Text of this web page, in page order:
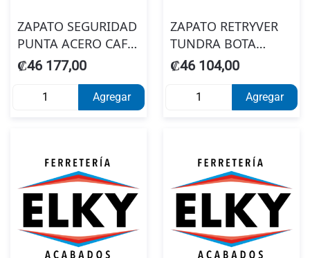
ZAPATO SEGURIDAD
PUNTA ACERO CAFE
TOTAL TSP227S3-40
₡46 177,00
Agregar
ZAPATO RETRYVER
TUNDRA BOTA
NEGRO N42
₡46 104,00
Agregar